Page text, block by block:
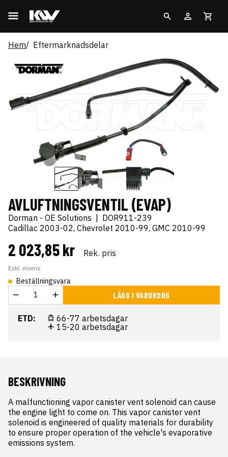
Hem Eftermarknadsdelar
AVLUFTNINGSVENTIL (EVAP)
Dorman - OE Solutions | DOR911-239
Cadillac 2003-02, Chevrolet 2010-99, GMC 2010-99
2 023,85 kr Rek. pris
Exkl. moms
Beställningsvara
LÄGG I VARUKORG
ETD:
66-77 arbetsdagar
15-20 arbetsdagar
BESKRIVNING
A malfunctioning vapor canister vent solenoid can cause
the engine light to come on. This vapor canister vent
solenoid is engineered of quality materials for durability
to ensure proper operation of the vehicle's evaporative
emissions system.